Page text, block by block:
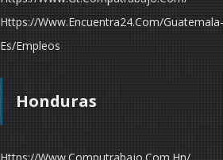
Https://www.encuentra24.com/guatemala-
Es/empleos
Honduras